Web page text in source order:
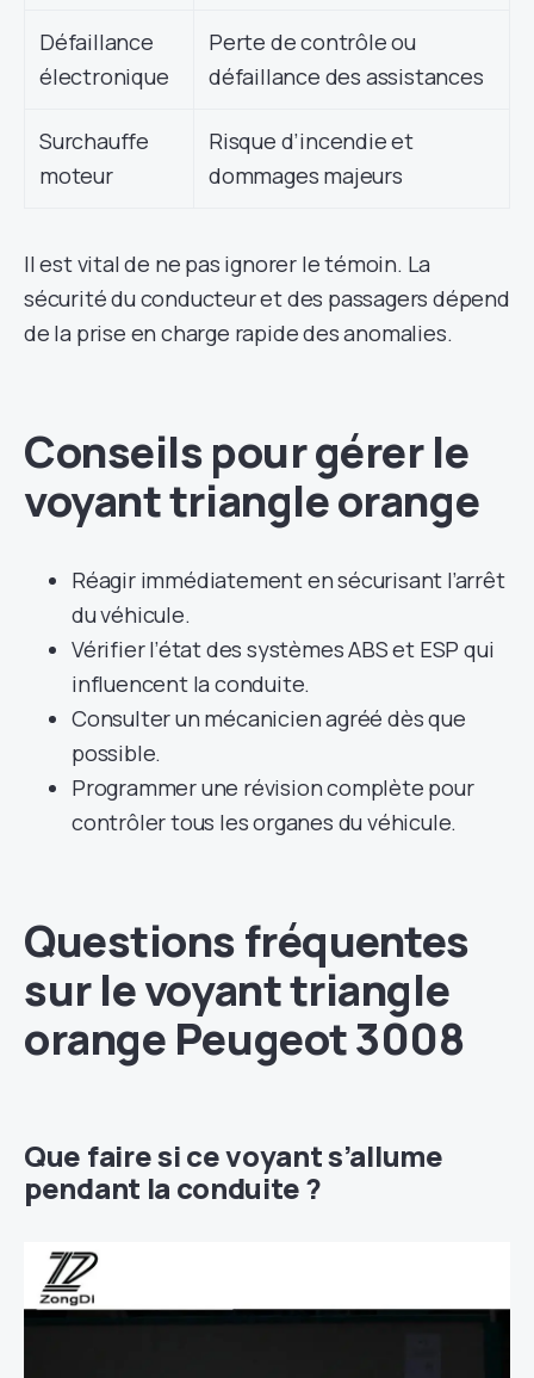
Défaillance
électronique
Perte de contrôle ou
défaillance des assistances
Surchauffe
moteur
Risque d’incendie et
dommages majeurs
Il est vital de ne pas ignorer le témoin. La
sécurité du conducteur et des passagers dépend
de la prise en charge rapide des anomalies.
Conseils pour gérer le
voyant triangle orange
Réagir immédiatement en sécurisant l’arrêt
du véhicule.
Vérifier l’état des systèmes ABS et ESP qui
influencent la conduite.
Consulter un mécanicien agréé dès que
possible.
Programmer une révision complète pour
contrôler tous les organes du véhicule.
Questions fréquentes
sur le voyant triangle
orange Peugeot 3008
Que faire si ce voyant s’allume
pendant la conduite ?